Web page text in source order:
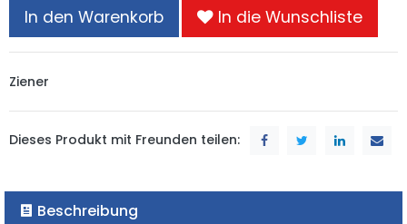
In den Warenkorb In die Wunschliste
Ziener
Dieses Produkt mit Freunden teilen:
Beschreibung